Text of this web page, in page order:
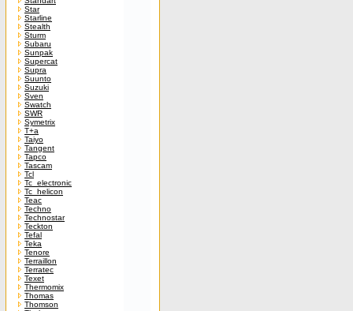
Star
Starline
Stealth
Sturm
Subaru
Sunpak
Supercat
Supra
Suunto
Suzuki
Sven
Swatch
SWR
Symetrix
T+a
Taiyo
Tangent
Tapco
Tascam
Tcl
Tc_electronic
Tc_helicon
Teac
Techno
Technostar
Teckton
Tefal
Teka
Tenore
Terraillon
Terratec
Texet
Thermomix
Thomas
Thomson